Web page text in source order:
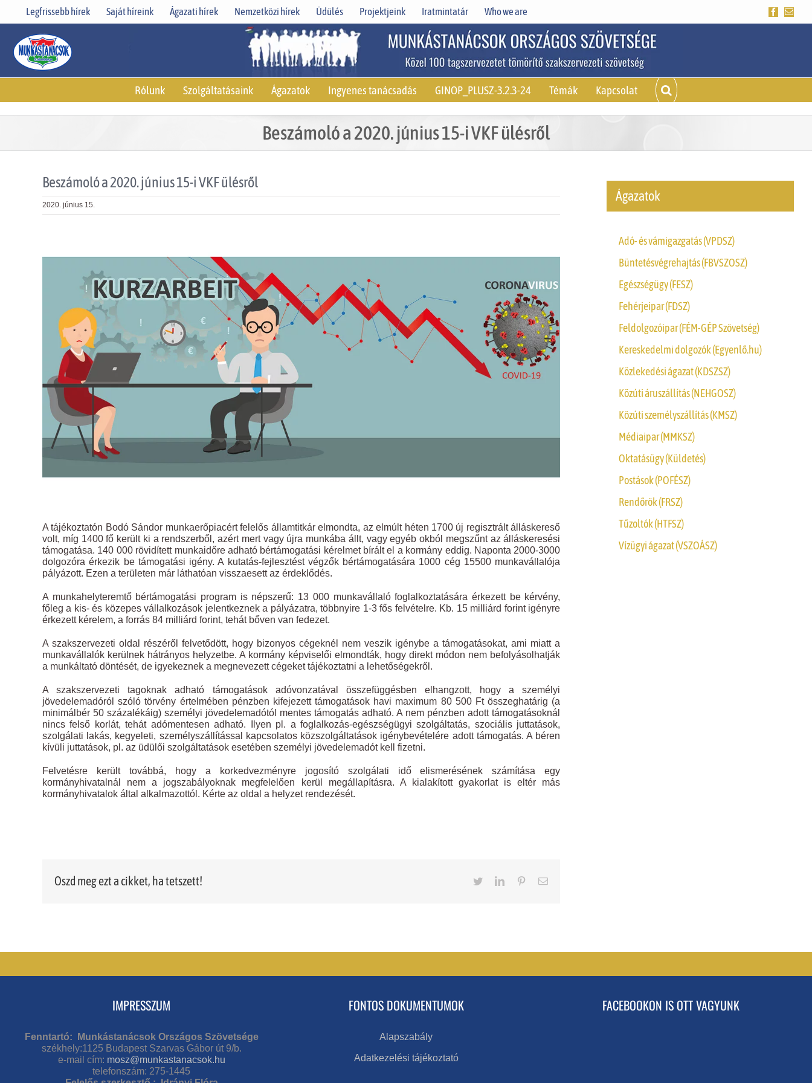
Legfrissebb hírek Saját híreink Ágazati hírek Nemzetközi hírek Üdülés Projektjeink Iratmintatár Who we are Facebook
Rólunk Szolgáltatásaink Ágazatok Ingyenes tanácsadás GINOP_PLUSZ-3.2.3-24 Témák Kapcsolat
Beszámoló a 2020. június 15-i VKF ülésről
Beszámoló a 2020. június 15-i VKF ülésről
2020. június 15.
Image
A tájékoztatón Bodó Sándor munkaerőpiacért felelős államtitkár elmondta, az elmúlt héten 1700 új regisztrált álláskereső
volt, míg 1400 fő került ki a rendszerből, azért mert vagy újra munkába állt, vagy egyéb okból megszűnt az álláskeresési
támogatása. 140 000 rövidített munkaidőre adható bértámogatási kérelmet bírált el a kormány eddig. Naponta 2000-3000
dolgozóra érkezik be támogatási igény. A kutatás-fejlesztést végzők bértámogatására 1000 cég 15500 munkavállalója
pályázott. Ezen a területen már láthatóan visszaesett az érdeklődés.
A munkahelyteremtő bértámogatási program is népszerű: 13 000 munkavállaló foglalkoztatására érkezett be kérvény,
főleg a kis- és közepes vállalkozások jelentkeznek a pályázatra, többnyire 1-3 fős felvételre. Kb. 15 milliárd forint igényre
érkezett kérelem, a forrás 84 milliárd forint, tehát bőven van fedezet.
A szakszervezeti oldal részéről felvetődött, hogy bizonyos cégeknél nem veszik igénybe a támogatásokat, ami miatt a
munkavállalók kerülnek hátrányos helyzetbe. A kormány képviselői elmondták, hogy direkt módon nem befolyásolhatják
a munkáltató döntését, de igyekeznek a megnevezett cégeket tájékoztatni a lehetőségekről.
A szakszervezeti tagoknak adható támogatások adóvonzatával összefüggésben elhangzott, hogy a személyi
jövedelemadóról szóló törvény értelmében pénzben kifejezett támogatások havi maximum 80 500 Ft összeghatárig (a
minimálbér 50 százalékáig) személyi jövedelemadótól mentes támogatás adható. A nem pénzben adott támogatásoknál
nincs felső korlát, tehát adómentesen adható. Ilyen pl. a foglalkozás-egészségügyi szolgáltatás, szociális juttatások,
szolgálati lakás, kegyeleti, személyszállítással kapcsolatos közszolgáltatások igénybevételére adott támogatás. A béren
kívüli juttatások, pl. az üdülői szolgáltatások esetében személyi jövedelemadót kell fizetni.
Felvetésre került továbbá, hogy a korkedvezményre jogosító szolgálati idő elismerésének számítása egy
kormányhivatalnál nem a jogszabályoknak megfelelően kerül megállapításra. A kialakított gyakorlat is eltér más
kormányhivatalok által alkalmazottól. Kérte az oldal a helyzet rendezését.
Oszd meg ezt a cikket, ha tetszett! TwitterLinkedInPinterestEmail
Ágazatok
Adó- és vámigazgatás (VPDSZ)
Büntetésvégrehajtás (FBVSZOSZ)
Egészségügy (FESZ)
Fehérjeipar (FDSZ)
Feldolgozóipar (FÉM-GÉP Szövetség)
Kereskedelmi dolgozók (Egyenlő.hu)
Közlekedési ágazat (KDSZSZ)
Közúti áruszállítás (NEHGOSZ)
Közúti személyszállítás (KMSZ)
Médiaipar (MMKSZ)
Oktatásügy (Küldetés)
Postások (POFÉSZ)
Rendőrök (FRSZ)
Tűzoltók (HTFSZ)
Vízügyi ágazat (VSZOÁSZ)
IMPRESSZUM
Fenntartó: Munkástanácsok Országos Szövetsége
székhely:1125 Budapest Szarvas Gábor út 9/b.
e-mail cím: mosz@munkastanacsok.hu
telefonszám: 275-1445
FONTOS DOKUMENTUMOK
Alapszabály
Adatkezelési tájékoztató
FACEBOOKON IS OTT VAGYUNK